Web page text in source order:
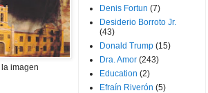
imagen
Denis Fortun (7)
Desiderio Borroto Jr.
(43)
Donald Trump (15)
Dra. Amor (243)
Education (2)
Efraín Riverón (5)